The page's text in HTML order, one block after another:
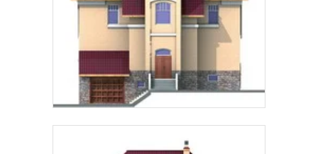
Звонок
MAX
согласие на обработку персональных данных
подтверждаю, что ознакомлен(а) сполитикой
обработки персональных данных.